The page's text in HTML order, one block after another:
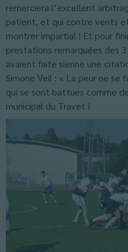
remerciera l’excellent
patient, et qui contre vents
montrer impartial ! Et pour
prestations remarquées des
avaient faite sienne une
Simone Veil : « La peur ne
qui se sont battues comme
municipal du Travet !